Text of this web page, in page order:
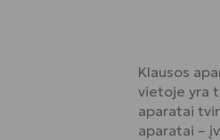
Klausos
vietoje yra
aparatai
aparatai –